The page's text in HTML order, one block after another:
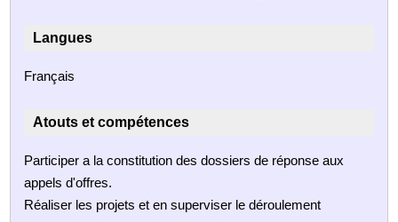
Langues
Français
Atouts et compétences
Participer a la constitution des dossiers de réponse aux
appels d'offres.
Réaliser les projets et en superviser le déroulement